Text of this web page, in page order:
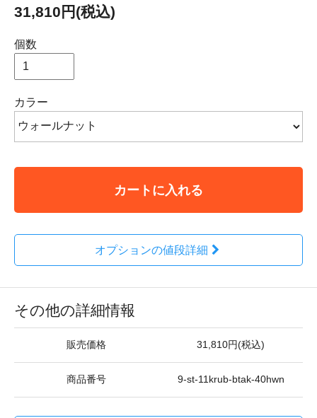
31,810円(税込)
個数
カラー
カートに入れる
オプションの値段詳細
その他の詳細情報
販売価格 31,810円(税込)
商品番号 9-st-11krub-btak-40hwn